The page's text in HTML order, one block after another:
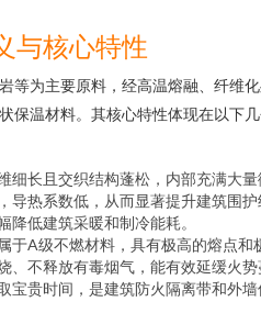
与核心特性
等为主要原料，经高温熔融、纤维
保温材料。其核心特性体现在以下
细长且交织结构蓬松，内部充满大量
导热系数低，从而显著提升建筑围护
低建筑采暖和制冷能耗。
于A级不燃材料，具有极高的熔点和
、不释放有毒烟气，能有效延缓火势
宝贵时间，是建筑防火隔离带和外墙